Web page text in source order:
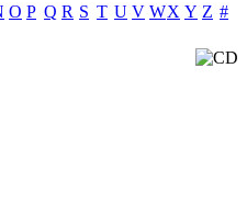
O P Q R S T U V WX Y Z #